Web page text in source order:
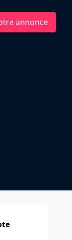
annonce